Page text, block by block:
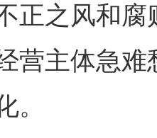
正之风和
营主体急
。